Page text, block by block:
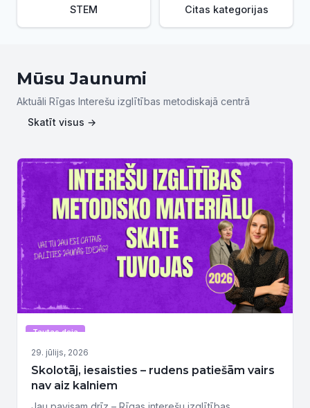
STEM Citas kategorijas
Mūsu Jaunumi
Aktuāli Rīgas Interešu izglītības metodiskajā centrā
Skatīt visus →
Tautas deja
29. jūlijs, 2026
Skolotāj, iesaisties – rudens patiešām vairs
nav aiz kalniem